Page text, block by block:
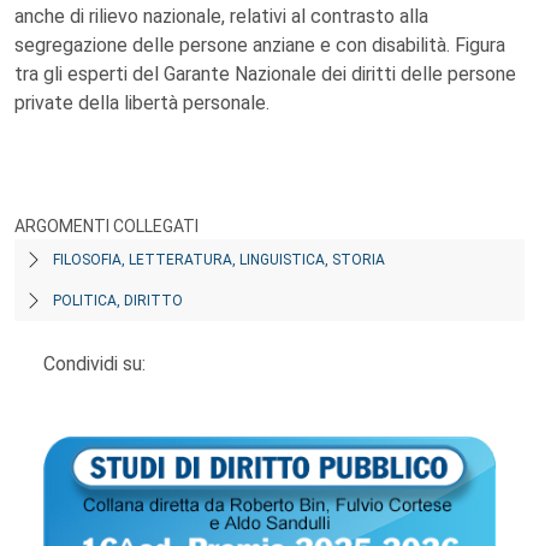
anche di rilievo nazionale, relativi al contrasto alla
segregazione delle persone anziane e con disabilità. Figura
tra gli esperti del Garante Nazionale dei diritti delle persone
private della libertà personale.
ARGOMENTI COLLEGATI
FILOSOFIA, LETTERATURA, LINGUISTICA, STORIA
POLITICA, DIRITTO
Condividi su: